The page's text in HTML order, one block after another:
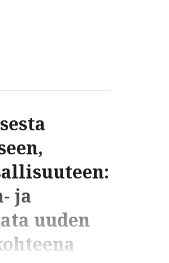
onnistuneet sekä
kestää
ja
uuden